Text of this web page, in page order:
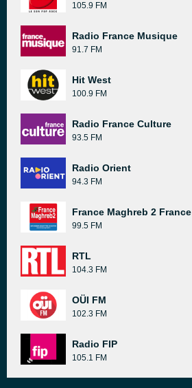
105.9 FM
Radio France Musique
91.7 FM
Hit West
100.9 FM
Radio France Culture
93.5 FM
Radio Orient
94.3 FM
France Maghreb 2 France
99.5 FM
RTL
104.3 FM
OÜI FM
102.3 FM
Radio FIP
105.1 FM